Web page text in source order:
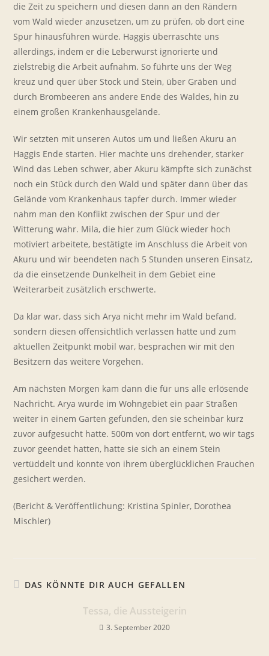
die Zeit zu speichern und diesen dann an den Rändern
vom Wald wieder anzusetzen, um zu prüfen, ob dort eine
Spur hinausführen würde. Haggis überraschte uns
allerdings, indem er die Leberwurst ignorierte und
zielstrebig die Arbeit aufnahm. So führte uns der Weg
kreuz und quer über Stock und Stein, über Gräben und
durch Brombeeren ans andere Ende des Waldes, hin zu
einem großen Krankenhausgelände.
Wir setzten mit unseren Autos um und ließen Akuru an
Haggis Ende starten. Hier machte uns drehender, starker
Wind das Leben schwer, aber Akuru kämpfte sich zunächst
noch ein Stück durch den Wald und später dann über das
Gelände vom Krankenhaus tapfer durch. Immer wieder
nahm man den Konflikt zwischen der Spur und der
Witterung wahr. Mila, die hier zum Glück wieder hoch
motiviert arbeitete, bestätigte im Anschluss die Arbeit von
Akuru und wir beendeten nach 5 Stunden unseren Einsatz,
da die einsetzende Dunkelheit in dem Gebiet eine
Weiterarbeit zusätzlich erschwerte.
Da klar war, dass sich Arya nicht mehr im Wald befand,
sondern diesen offensichtlich verlassen hatte und zum
aktuellen Zeitpunkt mobil war, besprachen wir mit den
Besitzern das weitere Vorgehen.
Am nächsten Morgen kam dann die für uns alle erlösende
Nachricht. Arya wurde im Wohngebiet ein paar Straßen
weiter in einem Garten gefunden, den sie scheinbar kurz
zuvor aufgesucht hatte. 500m von dort entfernt, wo wir tags
zuvor geendet hatten, hatte sie sich an einem Stein
vertüddelt und konnte von ihrem überglücklichen Frauchen
gesichert werden.
(Bericht & Veröffentlichung: Kristina Spinler, Dorothea
Mischler)
DAS KÖNNTE DIR AUCH GEFALLEN
Tessa, die Aussteigerin
3. September 2020